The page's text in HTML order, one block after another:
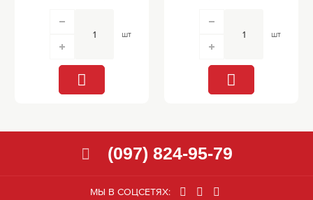
шт шт
МЫ В СОЦСЕТЯХ:
(097) 824-95-79